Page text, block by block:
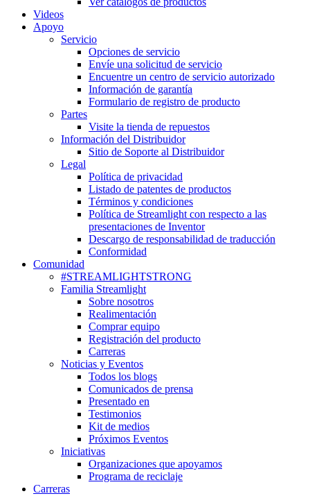
Videos
Apoyo
Servicio
Opciones de servicio
Envíe una solicitud de servicio
Encuentre un centro de servicio autorizado
Información de garantía
Formulario de registro de producto
Partes
Visite la tienda de repuestos
Información del Distribuidor
Sitio de Soporte al Distribuidor
Legal
Política de privacidad
Listado de patentes de productos
Términos y condiciones
Política de Streamlight con respecto a las
presentaciones de Inventor
Descargo de responsabilidad de traducción
Conformidad
Comunidad
#STREAMLIGHTSTRONG
Familia Streamlight
Sobre nosotros
Realimentación
Comprar equipo
Registración del producto
Carreras
Noticias y Eventos
Todos los blogs
Comunicados de prensa
Presentado en
Testimonios
Kit de medios
Próximos Eventos
Iniciativas
Organizaciones que apoyamos
Programa de reciclaje
Carreras